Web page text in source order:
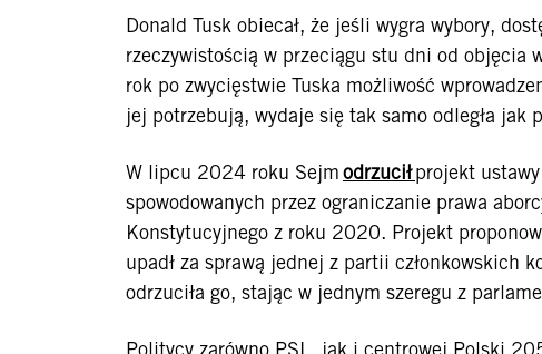
Donald Tusk obiecał, że jeśli wygra wybory,
rzeczywistością w przeciągu stu dni od objęcia
rok po zwycięstwie Tuska możliwość
jej potrzebują, wydaje się tak samo odległa jak
W lipcu 2024 roku Sejmodrzuciłprojekt
spowodowanych przez ograniczanie prawa
Konstytucyjnego z roku 2020. Projekt
upadł za sprawą jednej z partii członkowskich
odrzuciła go, stając w jednym szeregu z
Politycy zarówno PSL, jak i centrowej Polski